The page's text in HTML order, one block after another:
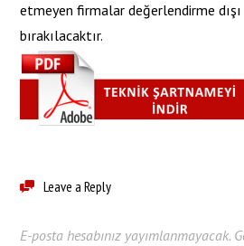
etmeyen firmalar değerlendirme dışı
bırakılacaktır.
Leave a Reply
E-posta hesabınız yayımlanmayacak.